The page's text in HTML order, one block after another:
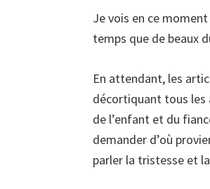
Je vois en ce
temps que de beaux
En attendant, les
décortiquant tous les
de l’enfant et du
demander d’où
parler la tristesse et